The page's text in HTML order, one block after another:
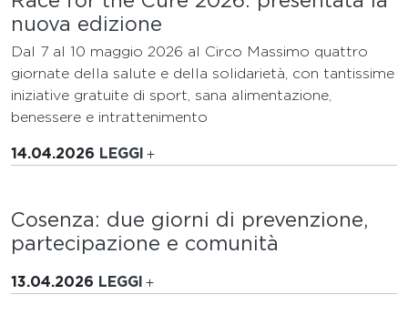
nuova edizione
Dal 7 al 10 maggio 2026 al Circo Massimo quattro
giornate della salute e della solidarietà, con tantissime
iniziative gratuite di sport, sana alimentazione,
benessere e intrattenimento
14.04.2026 LEGGI
Cosenza: due giorni di prevenzione,
partecipazione e comunità
13.04.2026 LEGGI